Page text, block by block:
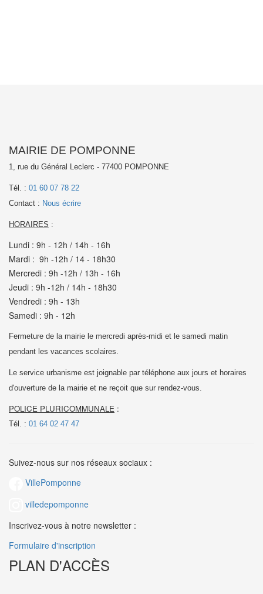
MAIRIE DE POMPONNE
1, rue du Général Leclerc - 77400 POMPONNE
Tél. : 01 60 07 78 22
Contact : Nous écrire
HORAIRES :
Lundi : 9h - 12h / 14h - 16h
Mardi : 9h -12h / 14 - 18h30
Mercredi : 9h -12h / 13h - 16h
Jeudi : 9h -12h / 14h - 18h30
Vendredi : 9h - 13h
Samedi : 9h - 12h
Fermeture de la mairie le mercredi après-midi et le samedi matin
pendant les vacances scolaires.
Le service urbanisme est joignable par téléphone aux jours et horaires
d'ouverture de la mairie et ne reçoit que sur rendez-vous.
POLICE PLURICOMMUNALE :
Tél. : 01 64 02 47 47
Suivez-nous sur nos réseaux sociaux :
VillePomponne
villedepomponne
Inscrivez-vous à notre newsletter :
Formulaire d'inscription
PLAN D'ACCÈS